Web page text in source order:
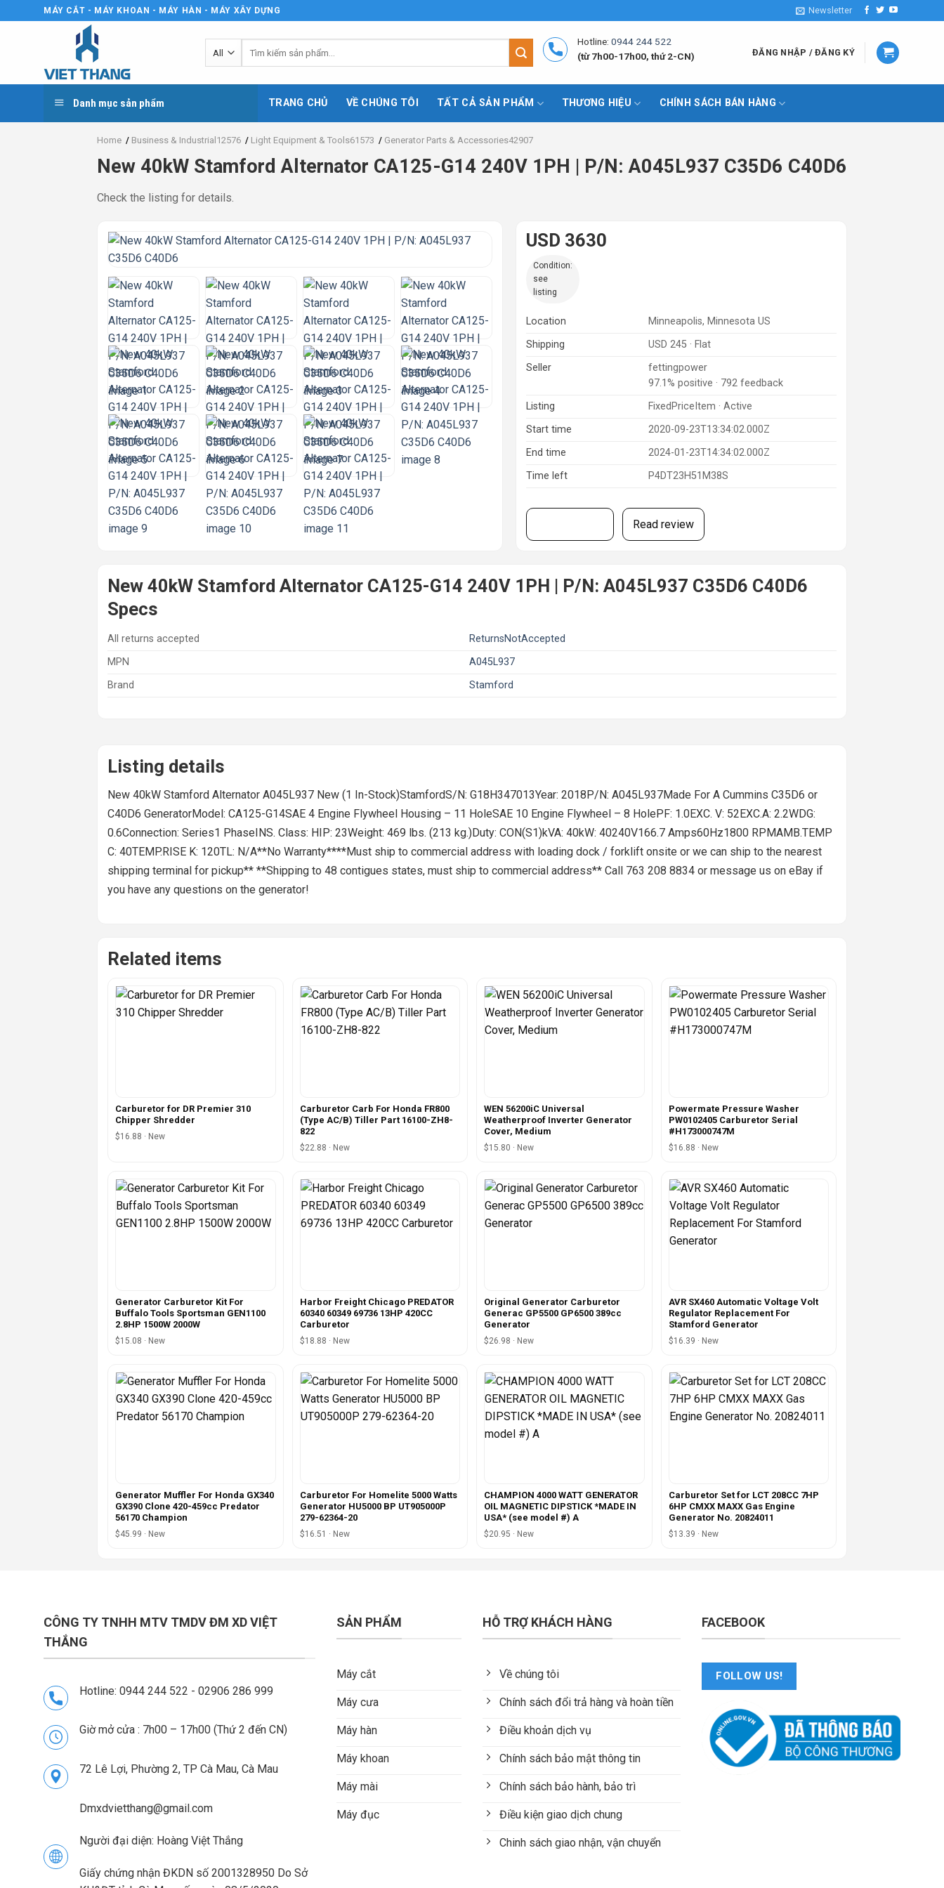
to
MÁY CẮT - MÁY KHOAN - MÁY HÀN - MÁY XÂY DỰNG Newsletter
kiếm:
Hotline: 0944 244 522
(từ 7h00-17h00, thứ 2-CN)
ĐĂNG NHẬP / ĐĂNG KÝ
Danh mục sản phẩm TRANG CHỦ VỀ CHÚNG TÔI TẤT CẢ SẢN PHẨM THƯƠNG HIỆU CHÍNH SÁCH BÁN HÀNG
Home / Business & Industrial12576 / Light Equipment & Tools61573 / Generator Parts & Accessories42907
New 40kW Stamford Alternator CA125-G14 240V 1PH | P/N: A045L937 C35D6 C40D6
Check the listing for details.
USD 3630
Condition:
see
listing
Location
Minneapolis, Minnesota US
Shipping
USD 245 · Flat
Seller
fettingpower
97.1% positive · 792 feedback
Listing
FixedPriceItem · Active
Start time
2020-09-23T13:34:02.000Z
End time
2024-01-23T14:34:02.000Z
Time left
P4DT23H51M38S
Read review
New 40kW Stamford Alternator CA125-G14 240V 1PH | P/N: A045L937 C35D6 C40D6
Specs
All returns accepted
ReturnsNotAccepted
MPN
A045L937
Brand
Stamford
Listing details
New 40kW Stamford Alternator A045L937 New (1 In-Stock)StamfordS/N: G18H347013Year: 2018P/N: A045L937Made For A Cummins C35D6 or
C40D6 GeneratorModel: CA125-G14SAE 4 Engine Flywheel Housing – 11 HoleSAE 10 Engine Flywheel – 8 HolePF: 1.0EXC. V: 52EXC.A: 2.2WDG:
0.6Connection: Series1 PhaseINS. Class: HIP: 23Weight: 469 lbs. (213 kg.)Duty: CON(S1)kVA: 40kW: 40240V166.7 Amps60Hz1800 RPMAMB.TEMP
C: 40TEMP.RISE K: 120TL: N/A**No Warranty****Must ship to commercial address with loading dock / forklift onsite or we can ship to the nearest
shipping terminal for pickup** **Shipping to 48 contigues states, must ship to commercial address** Call 763 208 8834 or message us on eBay if
you have any questions on the generator!
Related items
Carburetor for DR Premier 310
Chipper Shredder
$16.88 · New
Carburetor Carb For Honda FR800
(Type AC/B) Tiller Part 16100-ZH8-
822
$22.88 · New
WEN 56200iC Universal
Weatherproof Inverter Generator
Cover, Medium
$15.80 · New
Powermate Pressure Washer
PW0102405 Carburetor Serial
#H173000747M
$16.88 · New
Generator Carburetor Kit For
Buffalo Tools Sportsman GEN1100
2.8HP 1500W 2000W
$15.08 · New
Harbor Freight Chicago PREDATOR
60340 60349 69736 13HP 420CC
Carburetor
$18.88 · New
Original Generator Carburetor
Generac GP5500 GP6500 389cc
Generator
$26.98 · New
AVR SX460 Automatic Voltage Volt
Regulator Replacement For
Stamford Generator
$16.39 · New
Generator Muffler For Honda GX340
GX390 Clone 420-459cc Predator
56170 Champion
$45.99 · New
Carburetor For Homelite 5000 Watts
Generator HU5000 BP UT905000P
279-62364-20
$16.51 · New
CHAMPION 4000 WATT GENERATOR
OIL MAGNETIC DIPSTICK *MADE IN
USA* (see model #) A
$20.95 · New
Carburetor Set for LCT 208CC 7HP
6HP CMXX MAXX Gas Engine
Generator No. 20824011
$13.39 · New
CÔNG TY TNHH MTV TMDV ĐM XD VIỆT
THẮNG
Hotline: 0944 244 522 - 02906 286 999
Giờ mở cửa : 7h00 – 17h00 (Thứ 2 đến CN)
72 Lê Lợi, Phường 2, TP Cà Mau, Cà Mau
Dmxdvietthang@gmail.com
Người đại diện: Hoàng Việt Thắng
Giấy chứng nhận ĐKDN số 2001328950 Do Sở
SẢN PHẨM
Máy cắt
Máy cưa
Máy hàn
Máy khoan
Máy mài
Máy đục
HỖ TRỢ KHÁCH HÀNG
Về chúng tôi
Chính sách đổi trả hàng và hoàn tiền
Điều khoản dịch vụ
Chính sách bảo mật thông tin
Chính sách bảo hành, bảo trì
Điều kiện giao dịch chung
Chinh sách giao nhận, vận chuyển
FACEBOOK
FOLLOW US!